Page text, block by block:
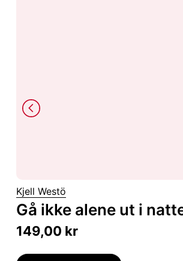
Kjell Westö
Gå ikke alene ut i
149,00 kr